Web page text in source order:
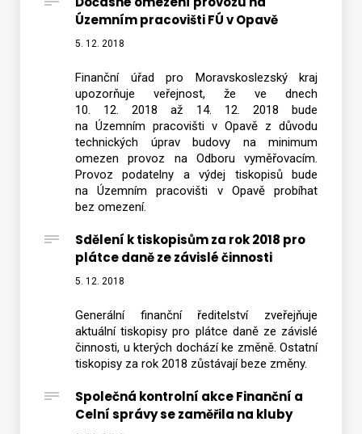
Územním pracovišti FÚ v Opavě
5. 12. 2018
Finanční úřad pro Moravskoslezský kraj
upozorňuje veřejnost, že ve dnech
10. 12. 2018 až 14. 12. 2018 bude
na Územním pracovišti v Opavě z důvodu
technických úprav budovy na minimum
omezen provoz na Odboru vyměřovacím.
Provoz podatelny a výdej tiskopisů bude
na Územním pracovišti v Opavě probíhat
bez omezení.
Sdělení k tiskopisům za rok 2018 pro
plátce daně ze závislé činnosti
5. 12. 2018
Generální finanční ředitelství zveřejňuje
aktuální tiskopisy pro plátce daně ze závislé
činnosti, u kterých dochází ke změně. Ostatní
tiskopisy za rok 2018 zůstávají beze změny.
Společná kontrolní akce Finanční a
Celní správy se zaměřila na kluby